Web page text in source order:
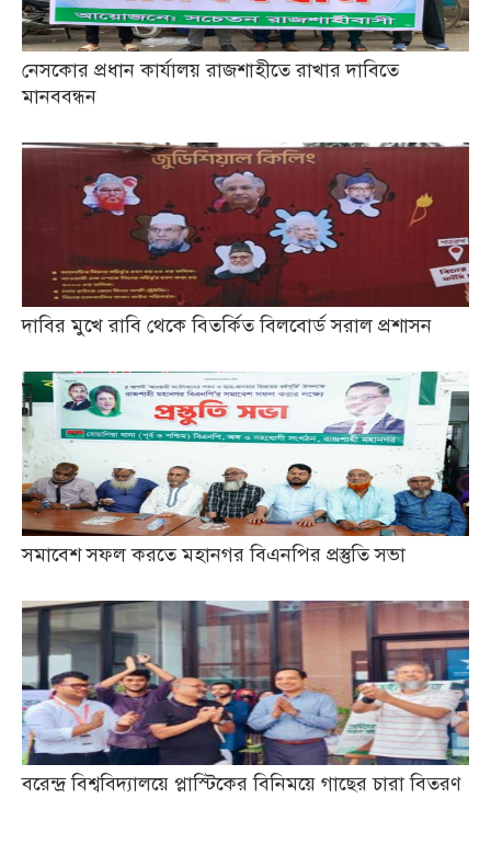
নেসকোর প্রধান কার্যালয় রাজশাহীতে রাখার দাবিতে
মানববন্ধন
দাবির মুখে রাবি থেকে বিতর্কিত বিলবোর্ড সরাল প্রশাসন
সমাবেশ সফল করতে মহানগর বিএনপির প্রস্তুতি সভা
বরেন্দ্র বিশ্ববিদ্যালয়ে প্লাস্টিকের বিনিময়ে গাছের চারা বিতরণ